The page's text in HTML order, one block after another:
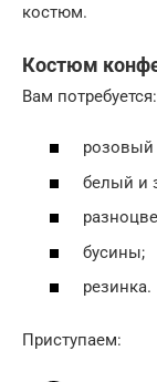
костюм.
Костюм
Вам потребуется:
розовый
белый и
бусины;
резинка.
Приступаем: